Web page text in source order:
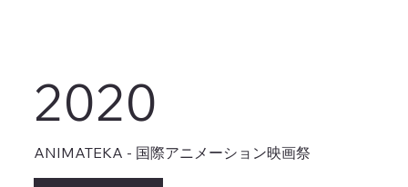
2020
ANIMATEKA - 国際アニメーション映画祭